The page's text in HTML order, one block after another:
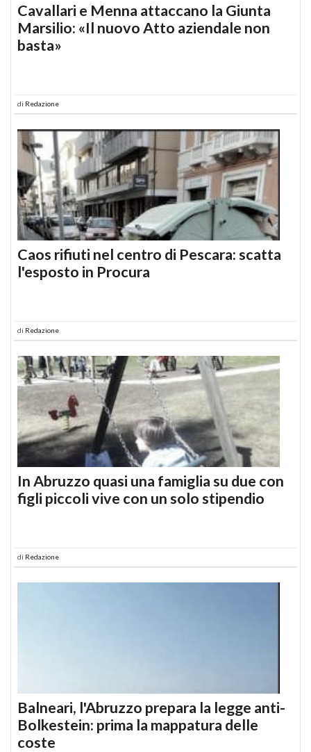
Cavallari e Menna attaccano la Giunta
Marsilio: «Il nuovo Atto aziendale non
basta»
di Redazione
Caos rifiuti nel centro di Pescara: scatta
l'esposto in Procura
di Redazione
In Abruzzo quasi una famiglia su due con
figli piccoli vive con un solo stipendio
di Redazione
Balneari, l'Abruzzo prepara la legge anti-
Bolkestein: prima la mappatura delle
coste